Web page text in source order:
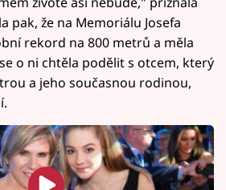
pak, že na Memoriálu Josefa
rekord na 800 metrů a měla
o ni chtěla podělit s otcem, který
a jeho současnou rodinou,